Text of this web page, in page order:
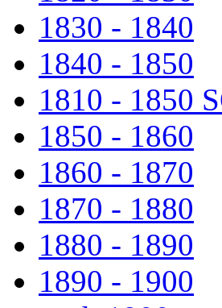
1830 - 1840
1840 - 1850
1810 - 1850
1850 - 1860
1860 - 1870
1870 - 1880
1880 - 1890
1890 - 1900